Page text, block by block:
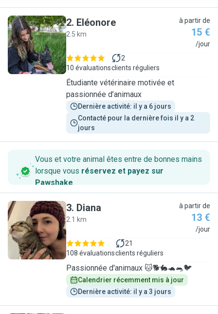
E
2. Eléonore
2.5 km
à partir de
15 €
/jour
10 évaluations
2
clients réguliers
Étudiante vétérinaire motivée et
passionnée d’animaux
Dernière activité: il y a 6 jours
Contacté pour la dernière fois il y a 2
jours
Vous et votre animal êtes entre de bonnes mains
lorsque vous réservez et payez sur
Pawshake.
D
3. Diana
2.1 km
à partir de
13 €
/jour
108 évaluations
21
clients réguliers
Passionnée d'animaux 🐱🐕🐇🐢🐀🐦
Calendrier récemment mis à jour
Dernière activité: il y a 3 jours